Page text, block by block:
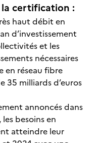
certification :
haut débit en
d’investissement
et les
nécessaires
en réseau fibre
35 milliards d’euros
annoncés dans
besoins en
atteindre leur